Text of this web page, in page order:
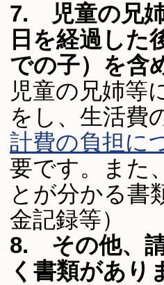
7. 児童の兄姉
日を経過した
での子）を含
児童の兄姉等
をし、生活費
計費の負担に
要です。また
とが分かる書
金記録等）
8. その他、
く書類があり